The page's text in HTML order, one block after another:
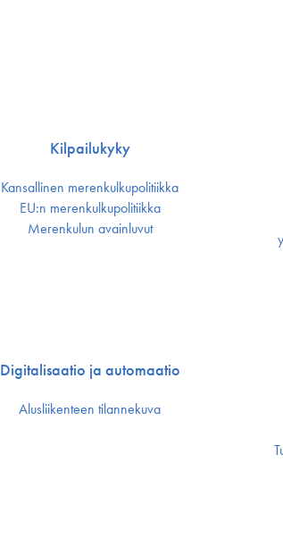
Kilpailukyky
Kansallinen merenkulku­politiikka
EU:n merenkulku­politiikka
Merenkulun avainluvut
Digitalisaatio ja automaatio
Alusliikenteen tilannekuva